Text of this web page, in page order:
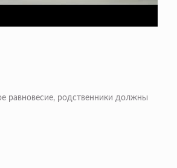
равновесие, родственники должны